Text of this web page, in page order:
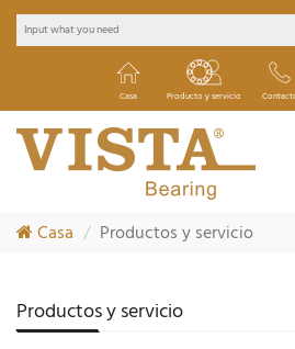
Casa Producto y servicio
Casa Productos y servicio
Productos y servicio